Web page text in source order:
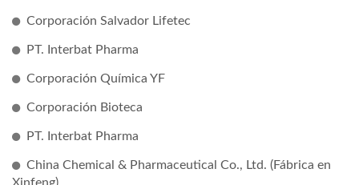
Corporación Salvador Lifetec
PT. Interbat Pharma
Corporación Química YF
Corporación Bioteca
PT. Interbat Pharma
China Chemical & Pharmaceutical Co., Ltd. (Fábrica en
Xinfeng)